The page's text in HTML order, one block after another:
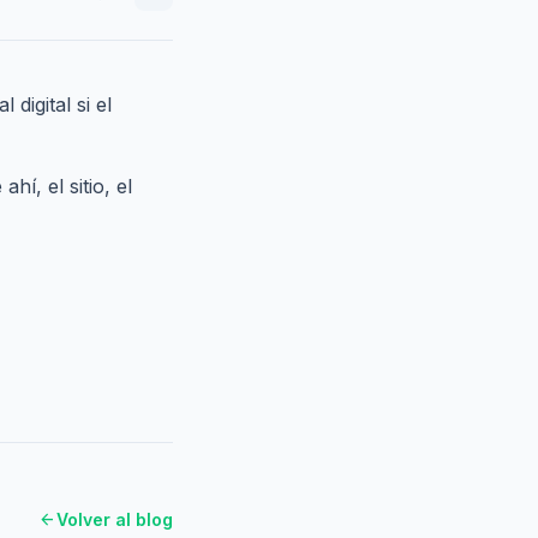
digital si el
ahí, el sitio, el
arrow_backVolver al blog